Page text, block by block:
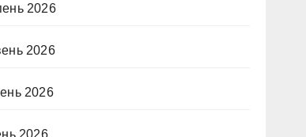
2026
2026
2026
2026